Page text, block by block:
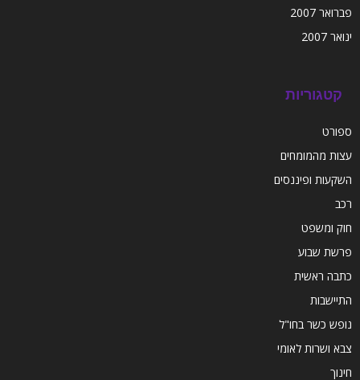
פברואר 2007
ינואר 2007
קטגוריות
ספורט
עצות מהמומחים
השקעות ופיננסים
רכב
חוק ומשפט
פרשת שבוע
כתבה ראשית
התיישבות
נופש כשר בחו"ל
צבא ושרות לאומי
חינוך